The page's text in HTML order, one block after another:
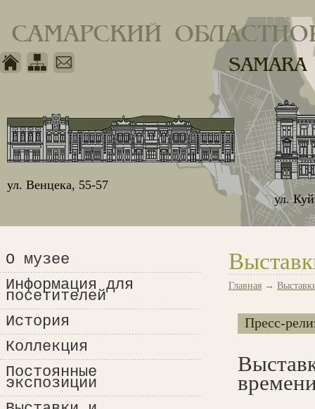
САМАРСКИЙ
ул.
ул. Венцека, 55-57
О музее
Информация для
посетителей
История
Коллекция
Постоянные
экспозиции
Главная →
Пресс-